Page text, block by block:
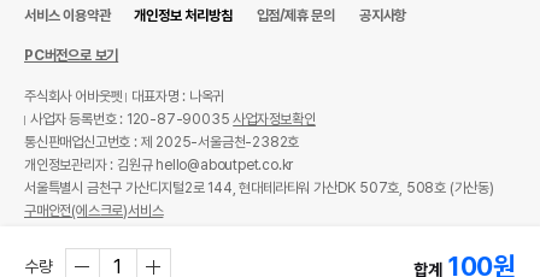
수량 합계 100원
서비스 이용약관 개인정보 처리방침 입점/제휴 문의 공지사항
PC버전으로 보기
주식회사 어바웃펫
대표자명 : 나옥귀
사업자 등록번호 : 120-87-90035사업자정보확인
통신판매업신고번호 : 제 2025-서울금천-2382호
개인정보관리자 : 김원규 hello@aboutpet.co.kr
서울특별시 금천구 가산디지털2로 144, 현대테라타워 가산DK 507호, 508호 (가산동)
구매안전(에스크로)서비스